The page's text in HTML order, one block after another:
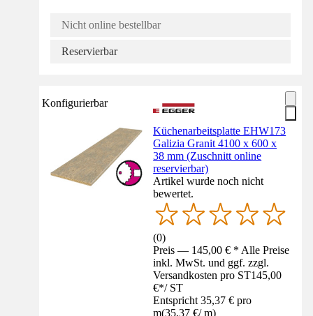
Nicht online bestellbar
Reservierbar
Konfigurierbar
Küchenarbeitsplatte EHW173
Galizia Granit 4100 x 600 x
38 mm (Zuschnitt online
reservierbar)
Artikel wurde noch nicht
bewertet.
(0)
Preis — 145,00 € * Alle Preise
inkl. MwSt. und ggf. zzgl.
Versandkosten pro ST145,00
€*/ ST
Entspricht 35,37 € pro
m(35,37 €/ m)